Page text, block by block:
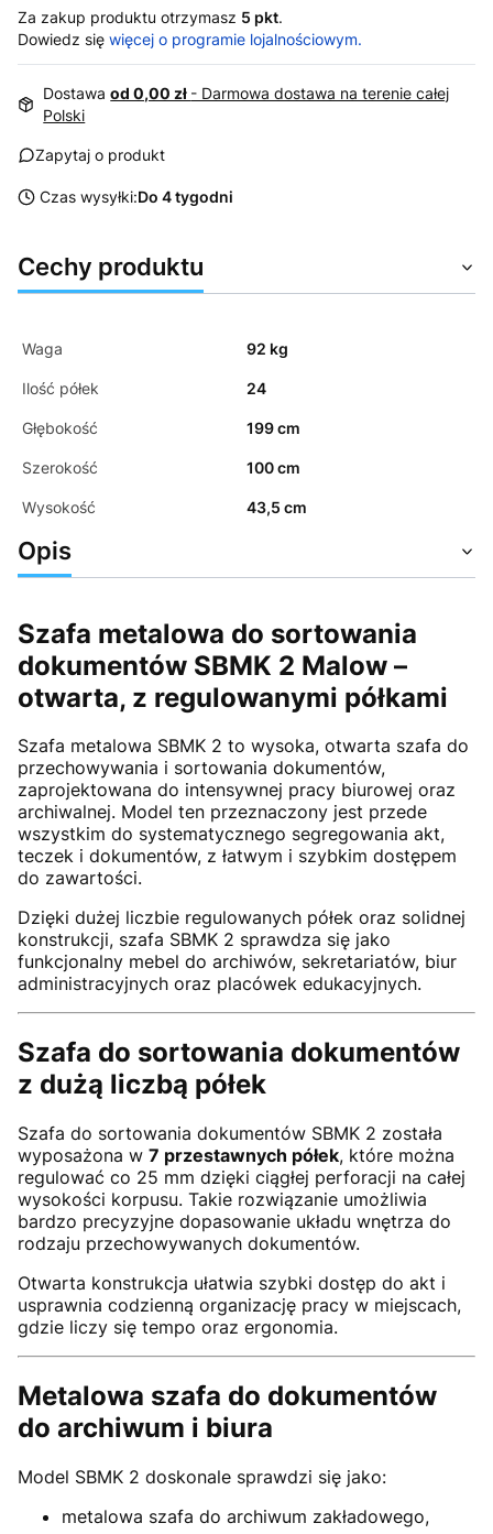
Za zakup produktu otrzymasz 5 pkt.
Dowiedz się więcej o programie lojalnościowym.
Dostawaod 0,00 zł - Darmowa dostawa na terenie całej
Polski
Zapytaj o produkt
Czas wysyłki:Do 4 tygodni
Cechy produktu
Waga 92 kg
Ilość półek 24
Głębokość 199 cm
Szerokość 100 cm
Wysokość 43,5 cm
Opis
Szafa metalowa do sortowania
dokumentów SBMK 2 Malow –
otwarta, z regulowanymi półkami
Szafa metalowa SBMK 2 to wysoka, otwarta szafa do
przechowywania i sortowania dokumentów,
zaprojektowana do intensywnej pracy biurowej oraz
archiwalnej. Model ten przeznaczony jest przede
wszystkim do systematycznego segregowania akt,
teczek i dokumentów, z łatwym i szybkim dostępem
do zawartości.
Dzięki dużej liczbie regulowanych półek oraz solidnej
konstrukcji, szafa SBMK 2 sprawdza się jako
funkcjonalny mebel do archiwów, sekretariatów, biur
administracyjnych oraz placówek edukacyjnych.
Szafa do sortowania dokumentów
z dużą liczbą półek
Szafa do sortowania dokumentów SBMK 2 została
wyposażona w 7 przestawnych półek, które można
regulować co 25 mm dzięki ciągłej perforacji na całej
wysokości korpusu. Takie rozwiązanie umożliwia
bardzo precyzyjne dopasowanie układu wnętrza do
rodzaju przechowywanych dokumentów.
Otwarta konstrukcja ułatwia szybki dostęp do akt i
usprawnia codzienną organizację pracy w miejscach,
gdzie liczy się tempo oraz ergonomia.
Metalowa szafa do dokumentów
do archiwum i biura
Model SBMK 2 doskonale sprawdzi się jako:
metalowa szafa do archiwum zakładowego,